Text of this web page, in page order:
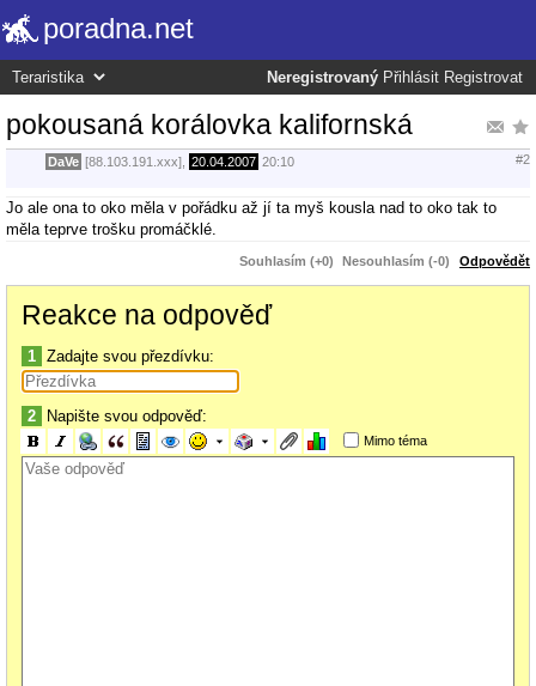
poradna.net
Neregistrovaný Přihlásit Registrovat
pokousaná korálovka kalifornská
DaVe [88.103.191.xxx], 20.04.2007 20:10 #2
Jo ale ona to oko měla v pořádku až jí ta myš kousla nad to oko tak to
měla teprve trošku promáčklé.
Souhlasím (+0) Nesouhlasím (-0) Odpovědět
Reakce na odpověď
1 Zadajte svou přezdívku:
2 Napište svou odpověď:
Mimo téma